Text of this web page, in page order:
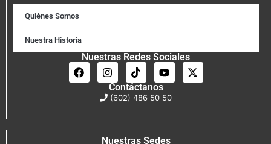
Quiénes Somos
Nuestra Historia
Nuestras Redes Sociales
Contáctanos
(602) 486 50 50
Nuestras Sedes